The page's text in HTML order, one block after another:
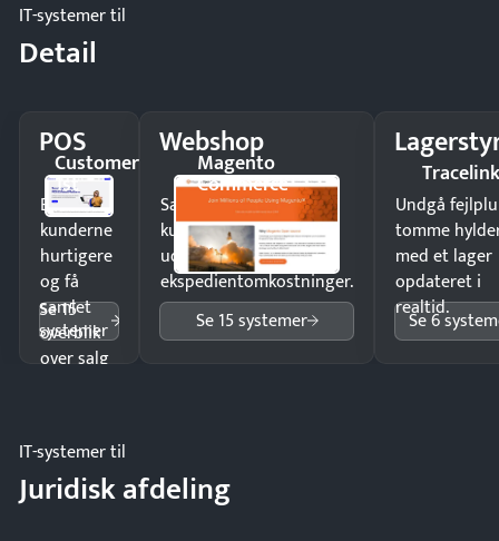
IT-systemer til
Detail
POS
Customer
1st
Ekspedér
kunderne
hurtigere
og få
samlet
overblik
over salg
Se 15
systemer
Webshop
Magento
Commerce
Sælg produkter 24/7 til
kunder i hele landet
uden
ekspedientomkostninger.
Se 15 systemer
Undgå
tomme
med et lager
opdateret i
realtid.
Se 6
IT-systemer til
Juridisk afdeling